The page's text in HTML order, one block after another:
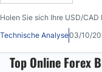
Holen Sie sich Ihre USD/
Technische Analyse03/10/
Top Online Forex